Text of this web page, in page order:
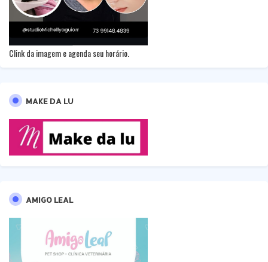
Clink da imagem e agenda seu horário.
MAKE DA LU
AMIGO LEAL